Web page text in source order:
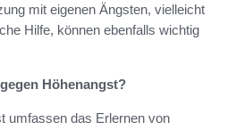
mit eigenen Ängsten, vielleicht
Hilfe, können ebenfalls wichtig
Höhenangst?
umfassen das Erlernen von